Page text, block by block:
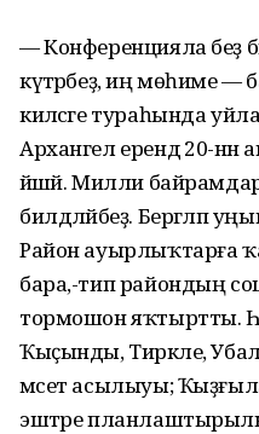
— Конференцияла беҙ
күтәрәбеҙ, иң мөһиме
киләсәге тураһында
Архангел ерендә 20-
йәшәй. Милли
билдәләйбеҙ. Бергәләп
Район ауырлыҡтарға
бара,-тип райондың
тормошон яҡтыртты.
Ҡыҫынды, Тирәкле,
мәсет асылыуы;
эштәре